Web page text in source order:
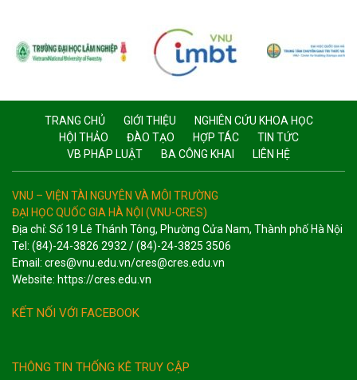
TRANG CHỦ GIỚI THIỆU
NGHIÊN CỨU KHOA HỌC
HỘI THẢO
ĐÀO TẠO HỢP TÁC
TIN TỨC
VB PHÁP LUẬT
BA CÔNG KHAI LIÊN HỆ
VNU – VIỆN TÀI NGUYÊN VÀ MÔI TRƯỜNG
ĐẠI HỌC QUỐC GIA HÀ NỘI (VNU-CRES)
Địa chỉ: Số 19 Lê Thánh Tông, Phường Cửa Nam, Thành phố Hà Nội
Tel: (84)-24-3826 2932 / (84)-24-3825 3506
Email: cres@vnu.edu.vn/cres@cres.edu.vn
Website: https://cres.edu.vn
KẾT NỐI VỚI FACEBOOK
THÔNG TIN THỐNG KÊ TRUY CẬP